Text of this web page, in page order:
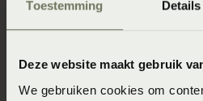
Toestemming Details
Deze website maakt gebruik
We gebruiken cookies om
unieke stijl te laten stralen, of je
rustieke, of chique uitstraling